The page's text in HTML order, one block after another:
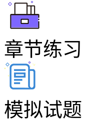
章节练习
模拟试题